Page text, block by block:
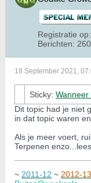
Registratie op:
Berichten:
18 September 2021,
Sticky:
Dit topic had je niet
in dat topic waren
Als je meer voert,
Terpenen
~ 2011-12 ~ 2012-13